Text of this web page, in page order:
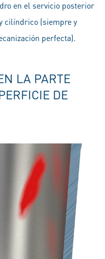
en el servicio posterior
cilíndrico (siempre y
perfecta).
LA PARTE
DE